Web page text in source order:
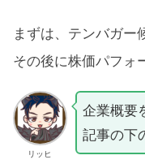
DDOG（
2022年7月テ
スまとめ
まずは、テンバガー
その後に株価パフォ
リッヒ
企業概要
記事の下